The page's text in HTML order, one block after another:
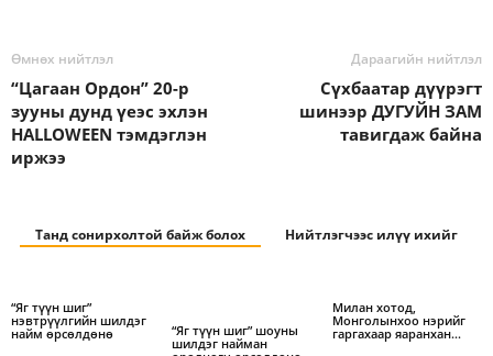
Өмнөх нийтлэл
“Цагаан Ордон” 20-р
зууны дунд үеэс эхлэн
HALLOWEEN тэмдэглэн
иржээ
Дараагийн нийтлэл
Сүхбаатар дүүрэгт
шинээр ДУГУЙН ЗАМ
тавигдаж байна
Танд сонирхолтой байж болох Нийтлэгчээс илүү ихийг
“Яг түүн шиг”
нэвтрүүлгийн шилдэг
найм өрсөлдөнө
“Яг түүн шиг” шоуны
шилдэг найман
Милан хотод,
Монголынхоо нэрийг
гаргахаар яаранхан…